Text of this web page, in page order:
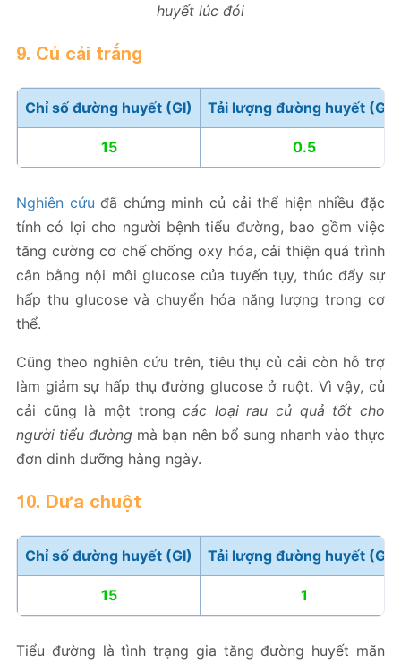
huyết lúc đói
9. Củ cải trắng
Chỉ số đường huyết (GI) Tải lượng đường huyết (GL)
15 0.5
Nghiên cứuđã chứng minh củ cải thể hiện nhiều đặc
tính có lợi cho người bệnh tiểu đường, bao gồm việc
tăng cường cơ chế chống oxy hóa, cải thiện quá trình
cân bằng nội môi glucose của tuyến tụy, thúc đẩy sự
hấp thu glucose và chuyển hóa năng lượng trong cơ
thể.
Cũng theo nghiên cứu trên, tiêu thụ củ cải còn hỗ trợ
làm giảm sự hấp thụ đường glucose ở ruột. Vì vậy, củ
cải cũng là một trongcác loại rau củ quả tốt cho
người tiểu đường mà bạn nên bổ sung nhanh vào thực
đơn dinh dưỡng hàng ngày.
10. Dưa chuột
Chỉ số đường huyết (GI) Tải lượng đường huyết (GL)
15 1
Tiểu đường là tình trạng gia tăng đường huyết mãn